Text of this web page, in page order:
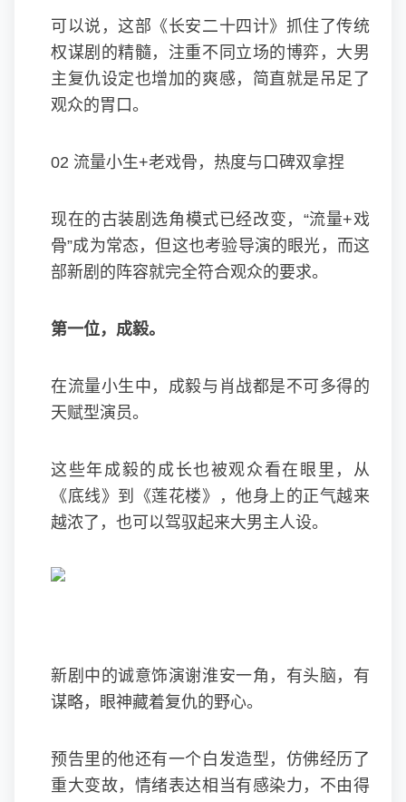
可以说，这部《长安二十四计》抓住了传统
权谋剧的精髓，注重不同立场的博弈，大男
主复仇设定也增加的爽感，简直就是吊足了
观众的胃口。
02 流量小生+老戏骨，热度与口碑双拿捏
现在的古装剧选角模式已经改变，“流量+戏
骨”成为常态，但这也考验导演的眼光，而这
部新剧的阵容就完全符合观众的要求。
第一位，成毅。
在流量小生中，成毅与肖战都是不可多得的
天赋型演员。
这些年成毅的成长也被观众看在眼里，从
《底线》到《莲花楼》，他身上的正气越来
越浓了，也可以驾驭起来大男主人设。
新剧中的诚意饰演谢淮安一角，有头脑，有
谋略，眼神藏着复仇的野心。
预告里的他还有一个白发造型，仿佛经历了
重大变故，情绪表达相当有感染力，不由得